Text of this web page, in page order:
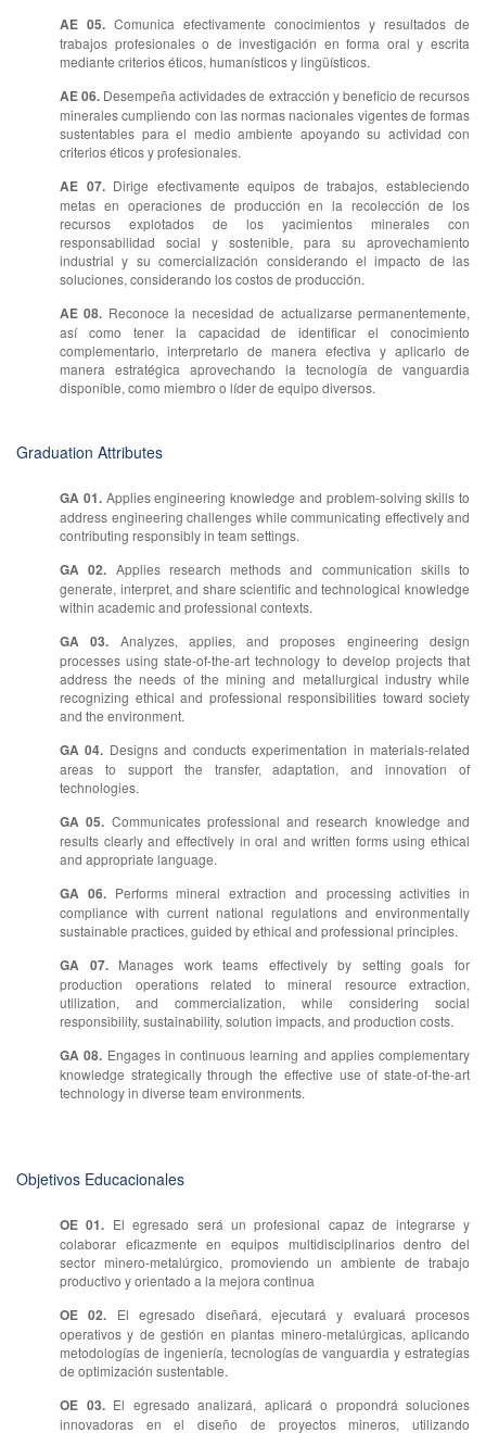
AE 05. Comunica efectivamente conocimientos y resultados de
trabajos profesionales o de investigación en forma oral y escrita
mediante criterios éticos, humanísticos y lingüísticos.
AE 06. Desempeña actividades de extracción y beneficio de recursos
minerales cumpliendo con las normas nacionales vigentes de formas
sustentables para el medio ambiente apoyando su actividad con
criterios éticos y profesionales.
AE 07.Dirige efectivamente equipos de trabajos, estableciendo
metas en operaciones de producción en la recolección de los
recursos explotados de los yacimientos minerales con
responsabilidad social y sostenible, para su aprovechamiento
industrial y su comercialización considerando el impacto de las
soluciones, considerando los costos de producción.
AE 08. Reconoce la necesidad de actualizarse permanentemente,
así como tener la capacidad de identificar el conocimiento
complementario, interpretarlo de manera efectiva y aplicarlo de
manera estratégica aprovechando la tecnología de vanguardia
disponible, como miembro o líder de equipo diversos.
Graduation Attributes
GA 01.Applies engineering knowledge and problem-solving skills to
address engineering challenges while communicating effectively and
contributing responsibly in team settings.
GA 02. Applies research methods and communication skills to
generate, interpret, and share scientific and technological knowledge
within academic and professional contexts.
GA 03. Analyzes, applies, and proposes engineering design
processes using state-of-the-art technology to develop projects that
address the needs of the mining and metallurgical industry while
recognizing ethical and professional responsibilities toward society
and the environment.
GA 04. Designs and conducts experimentation in materials-related
areas to support the transfer, adaptation, and innovation of
technologies.
GA 05. Communicates professional and research knowledge and
results clearly and effectively in oral and written forms using ethical
and appropriate language.
GA 06.Performs mineral extraction and processing activities in
compliance with current national regulations and environmentally
sustainable practices, guided by ethical and professional principles.
GA 07.Manages work teams effectively by setting goals for
production operations related to mineral resource extraction,
utilization, and commercialization, while considering social
responsibility, sustainability, solution impacts, and production costs.
GA 08. Engages in continuous learning and applies complementary
knowledge strategically through the effective use of state-of-the-art
technology in diverse team environments.
Objetivos Educacionales
OE 01. El egresado será un profesional capaz de integrarse y
colaborar eficazmente en equipos multidisciplinarios dentro del
sector minero-metalúrgico, promoviendo un ambiente de trabajo
productivo y orientado a la mejora continua
OE 02. El egresado diseñará, ejecutará y evaluará procesos
operativos y de gestión en plantas minero-metalúrgicas, aplicando
metodologías de ingeniería, tecnologías de vanguardia y estrategias
de optimización sustentable.
OE 03.El egresado analizará, aplicará o propondrá soluciones
innovadoras en el diseño de proyectos mineros, utilizando